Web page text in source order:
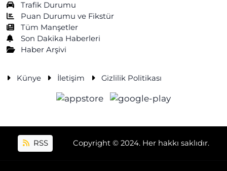
Trafik Durumu
Puan Durumu ve Fikstür
Tüm Manşetler
Son Dakika Haberleri
Haber Arşivi
Künye İletişim Gizlilik Politikası
RSS Copyright © 2024. Her hakkı saklıdır.